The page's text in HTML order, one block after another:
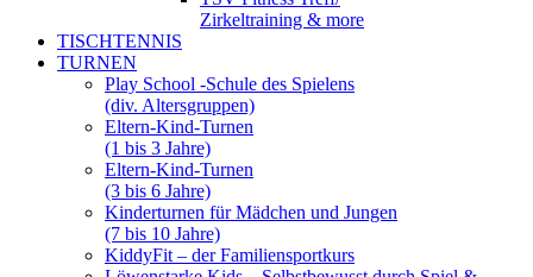
Zirkeltraining & more
TISCHTENNIS
TURNEN
Play School -Schule des Spielens
(div. Altersgruppen)
Eltern-Kind-Turnen
(1 bis 3 Jahre)
Eltern-Kind-Turnen
(3 bis 6 Jahre)
Kinderturnen für Mädchen und Jungen
(7 bis 10 Jahre)
KiddyFit – der Familiensportkurs